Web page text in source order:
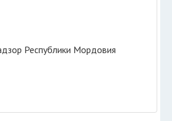
Республики Мордовия